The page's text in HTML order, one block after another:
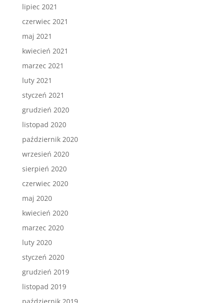
lipiec 2021
czerwiec 2021
maj 2021
kwiecień 2021
marzec 2021
luty 2021
styczeń 2021
grudzień 2020
listopad 2020
październik 2020
wrzesień 2020
sierpień 2020
czerwiec 2020
maj 2020
kwiecień 2020
marzec 2020
luty 2020
styczeń 2020
grudzień 2019
listopad 2019